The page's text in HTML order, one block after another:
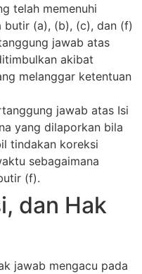
telah memenuhi
butir (a), (b), (c), dan (f)
jawab atas
akibat
melanggar ketentuan
jawab atas Isi
yang dilaporkan bila
tindakan koreksi
sebagaimana
(f).
dan Hak
jawab mengacu pada